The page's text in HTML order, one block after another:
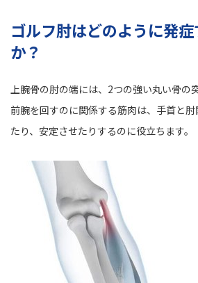
ゴルフ肘はどのように発
か？
上腕骨の肘の端には、2つの強い丸い骨の
前腕を回すのに関係する筋肉は、手首と
たり、安定させたりするのに役立ちます。